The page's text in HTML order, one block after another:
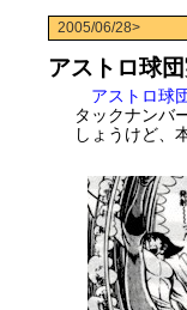
2005/06/28>
アストロ球
アストロ球
タックナンバ
しょうけど、